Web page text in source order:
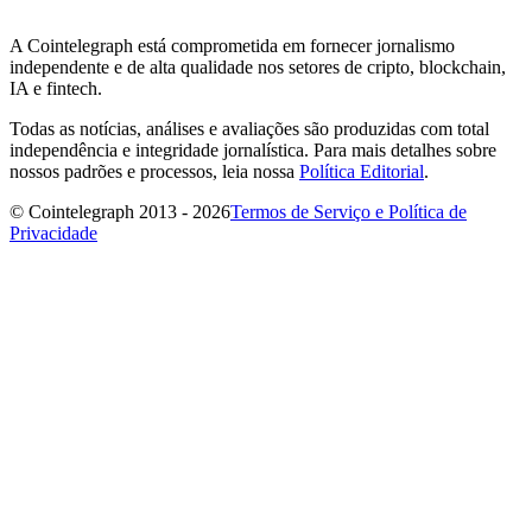
A Cointelegraph está comprometida em fornecer jornalismo
independente e de alta qualidade nos setores de cripto, blockchain,
IA e fintech.
Todas as notícias, análises e avaliações são produzidas com total
independência e integridade jornalística. Para mais detalhes sobre
nossos padrões e processos, leia nossa Política Editorial.
© Cointelegraph 2013 - 2026Termos de Serviço e Política de
Privacidade